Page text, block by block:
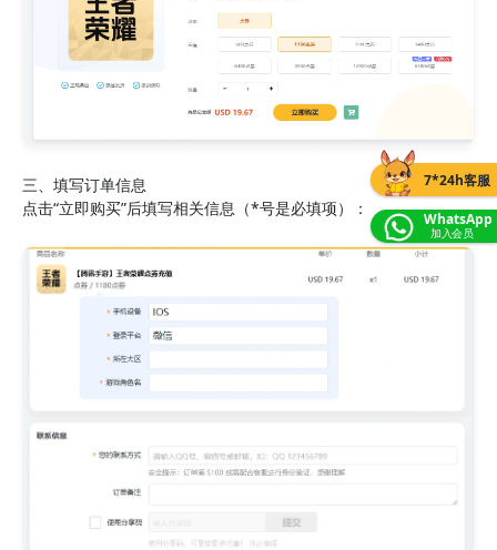
三、填写订单信息
点击“立即购买”后填写相关信息（*号是必填项）：
7*24h客服
WhatsApp
加入会员